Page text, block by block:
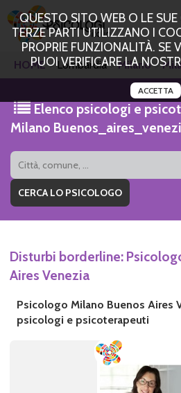
QUESTO SITO WEB O LE
TERZE PARTI UTILIZZANO I
PROPRIE FUNZIONALITÀ. SE
PUOI VERIFICARE LA
ACCETTA
HOME Lombardia Milano
Elenco psicologi e
Milano
Disturbi borderline:
Aires Venezia
Psicologo Milano Buenos Aires
psicologi e psicoterapeuti